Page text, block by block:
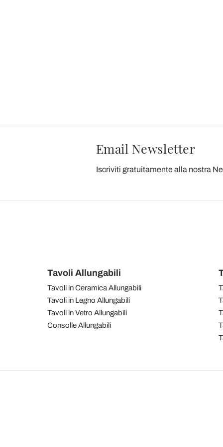
Email Newsletter
Iscriviti gratuitamente alla nostra
Tavoli Allungabili
Tavoli in Ceramica Allungabili
Tavoli in Legno Allungabili
Tavoli in Vetro Allungabili
Consolle Allungabili